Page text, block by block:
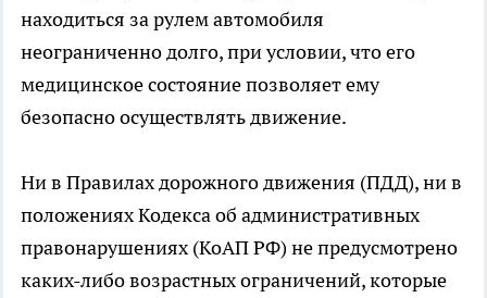
находиться за рулем автомобиля
неограниченно долго, при условии, что его
медицинское состояние позволяет ему
безопасно осуществлять движение.
Ни в Правилах дорожного движения (ПДД), ни в
положениях Кодекса об административных
правонарушениях (КоАП РФ) не предусмотрено
каких-либо возрастных ограничений, которые